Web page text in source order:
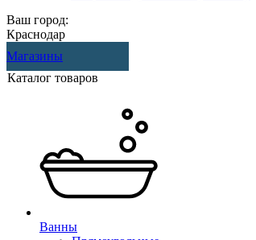
Ваш город:
Краснодар
Магазины
Каталог товаров
Ванны